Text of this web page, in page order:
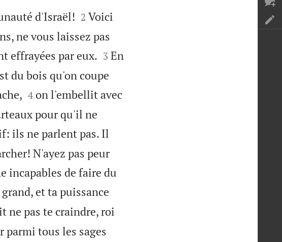
d'Israël!
2 Voici
ne vous laissez pas
effrayées par eux.
3 En
du bois qu'on coupe

4 on l'embellit avec
pour qu'il ne
ils ne parlent pas. Il
N'ayez pas peur
incapables de faire du
et ta puissance
ne pas te craindre, roi
parmi tous les sages